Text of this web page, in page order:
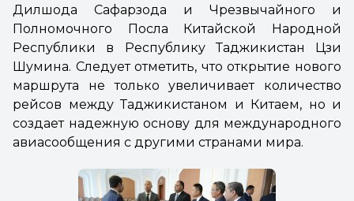
Дилшода Сафарзода и Чрезвычайного и
Полномочного Посла Китайской Народной
Республики в Республику Таджикистан Цзи
Шумина. Следует отметить, что открытие нового
маршрута не только увеличивает количество
рейсов между Таджикистаном и Китаем, но и
создает надежную основу для международного
авиасообщения с другими странами мира.